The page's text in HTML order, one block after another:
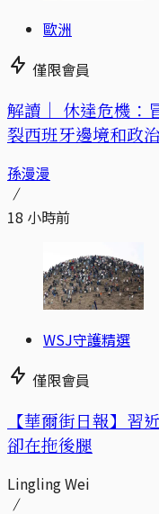
歐洲
僅限會員
解讀｜ 休達危機：
裂西班牙邊境和政
孫漫漫
18 小時前
WSJ守護精選
僅限會員
【華爾街日報】習
卻在拖後腿
Lingling Wei